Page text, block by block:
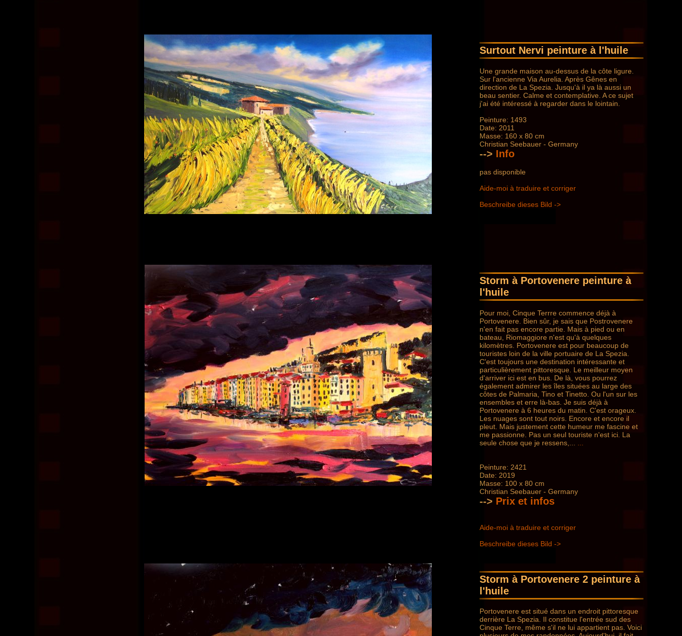
Surtout Nervi peinture à l'huile
Une grande maison au-dessus de la côte ligure.
Sur l'ancienne Via Aurelia. Après Gênes en
direction de La Spezia. Jusqu'à il ya là aussi un
beau sentier. Calme et contemplative. A ce sujet
j'ai été intéressé à regarder dans le lointain.
Peinture: 1493
Date: 2011
Masse: 160 x 80 cm
Christian Seebauer - Germany
--> Info
pas disponible
Aide-moi à traduire et corriger
Beschreibe dieses Bild ->
Storm à Portovenere peinture à
l'huile
Pour moi, Cinque Terrre commence déjà à
Portovenere. Bien sûr, je sais que Postrovenere
n'en fait pas encore partie. Mais à pied ou en
bateau, Riomaggiore n'est qu'à quelques
kilomètres. Portovenere est pour beaucoup de
touristes loin de la ville portuaire de La Spezia.
C'est toujours une destination intéressante et
particulièrement pittoresque. Le meilleur moyen
d'arriver ici est en bus. De là, vous pourrez
également admirer les îles situées au large des
côtes de Palmaria, Tino et Tinetto. Ou l'un sur les
ensembles et erre là-bas. Je suis déjà à
Portovenere à 6 heures du matin. C'est orageux.
Les nuages ​​sont tout noirs. Encore et encore il
pleut. Mais justement cette humeur me fascine et
me passionne. Pas un seul touriste n'est ici. La
seule chose que je ressens,...
Peinture: 2421
Date: 2019
Masse: 100 x 80 cm
Christian Seebauer - Germany
--> Prix ​​et infos
Aide-moi à traduire et corriger
Beschreibe dieses Bild ->
Storm à Portovenere 2 peinture à
l'huile
Portovenere est situé dans un endroit pittoresque
derrière La Spezia. Il constitue l'entrée sud des
Cinque Terre, même s'il ne lui appartient pas. Voici